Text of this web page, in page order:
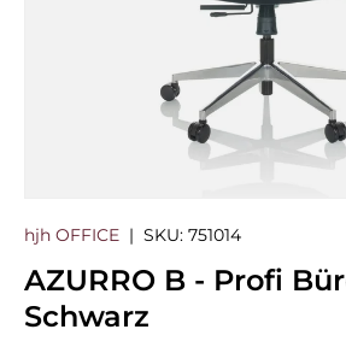
hjh OFFICE | SKU: 751014
AZURRO B - Profi
Schwarz